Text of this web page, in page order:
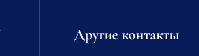
Другие контакты